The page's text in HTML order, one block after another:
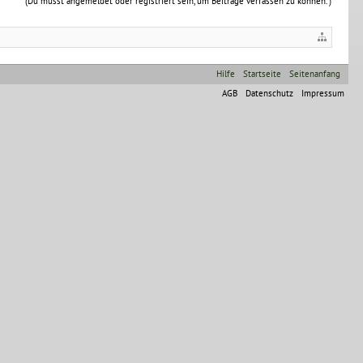
Hilfe Startseite
Seitenanfang
AGB
Datenschutz Impressum